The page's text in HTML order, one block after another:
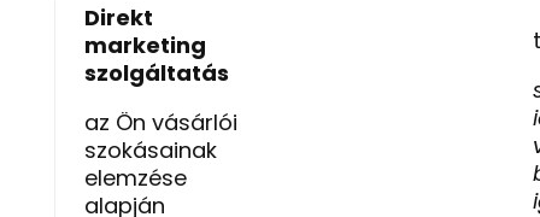
Direkt
marketing
szolgáltatás
az Ön vásárlói
szokásainak
elemzése
alapján